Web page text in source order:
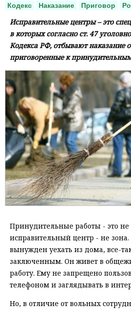
Кодекс Наказание Приговор
Исправительные центры – это
в которых согласно ст. 47
Кодекса РФ, отбывают наказание
приговоренные к
Принудительные работы - это
исправительный центр - не
вынужден уехать из дома, все-
заключенным. Он живет в
работу. Ему не запрещено
телефоном и заглядывать в
Но, в отличие от вольных